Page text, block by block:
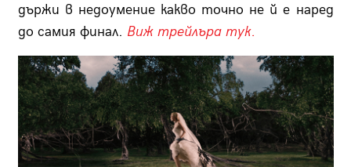
държи в недоумение какво точно не й е наред
до самия финал. Виж трейлъра тук.